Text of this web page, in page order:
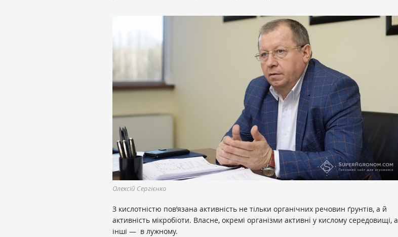
Олексій Сергієнко
З кислотністю пов’язана активність не тільки органічних речовин ґрунтів, а й
активність мікробіоти. Власне, окремі організми активні у кислому середовищі, а
інші — в лужному.